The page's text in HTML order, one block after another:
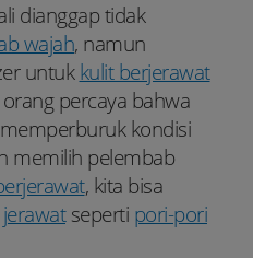
dianggap tidak
wajah, namun
untukkulit berjerawat
percaya bahwa
kondisi
memilih pelembab
, kita bisa
jerawatseperti pori-pori